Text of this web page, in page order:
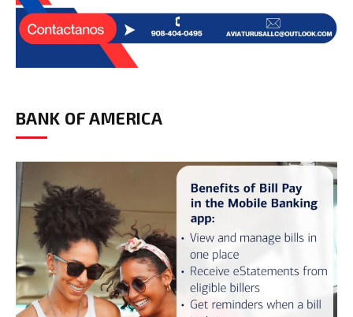
BANK OF AMERICA